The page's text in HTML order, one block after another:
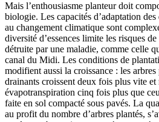
Mais l’enthousiasme planteur doit
biologie. Les capacités d’adaptation des
au changement climatique sont
diversité d’essences limite les risques
détruite par une maladie, comme celle
canal du Midi. Les conditions de
modifient aussi la croissance : les arbres
drainants croissent deux fois plus vite et
évapotranspiration cinq fois plus que
faite en sol compacté sous pavés. La
au profit du nombre d’arbres plantés,